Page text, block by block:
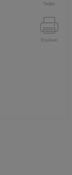
Teilen
Drucken